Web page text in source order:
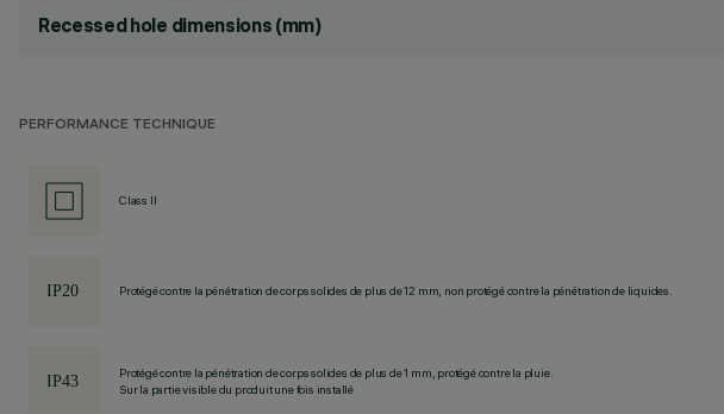
Recessed hole dimensions (mm)
PERFORMANCE TECHNIQUE
Class II
Protégé contre la pénétration de corps solides de plus de 12 mm, non protégé contre la pénétration de liquides.
Protégé contre la pénétration de corps solides de plus de 1 mm, protégé contre la pluie.
Sur la partie visible du produit une fois installé